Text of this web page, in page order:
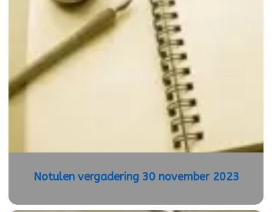
Notulen vergadering 30 november 2023